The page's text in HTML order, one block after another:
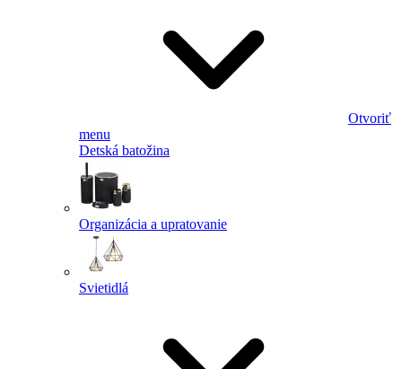
Otvoriť
menu
Detská batožina
Organizácia a upratovanie
Svietidlá